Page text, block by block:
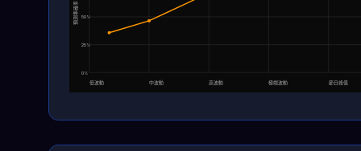
0%
25%
50%
低波動 中波動 高波動 極端波動 節日峰值
預測準確率